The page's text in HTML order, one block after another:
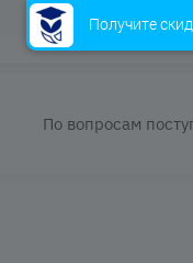
По вопросам
Получите